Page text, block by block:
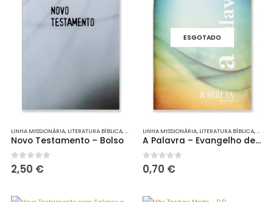
LINHA MISSIONÁRIA, LITERATURA BÍBLICA,NOVOS TESTAMENTOS,PORÇÕES
Novo Testamento – Bolso
0 out of 5
2,50 €
ESGOTADO
LINHA MISSIONÁRIA, LITERATURA BÍBLICA,
A Palavra – Evangelho de João
0out of 5
0,70 €